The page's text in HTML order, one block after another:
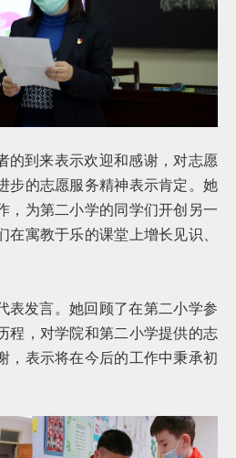
的到来表示欢迎和感谢，对志愿
步的志愿服务精神表示肯定。她
，为第二小学的同学们开创另一
在寓教于乐的课堂上增长见识、
表发言。她回顾了在第二小学参
程，对学院和第二小学提供的志
，表示将在今后的工作中秉承初